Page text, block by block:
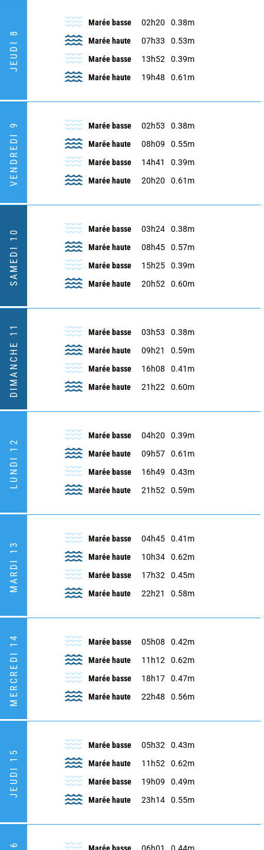
JEUDI 8
Marée basse 02h20
0.38m
Marée haute
07h33
0.53m
Marée basse
13h52
0.39m
Marée haute
19h48 0.61m
VENDREDI 9 Marée basse 02h53
0.38m
Marée haute
08h09
0.55m
Marée basse
14h41
0.39m
Marée haute
20h20 0.61m
SAMEDI 10 Marée basse 03h24
0.38m
Marée haute
08h45
0.57m
Marée basse
15h25
0.39m
Marée haute
20h52 0.60m
DIMANCHE 11 Marée basse 03h53
0.38m
Marée haute
09h21
0.59m
Marée basse
16h08
0.41m
Marée haute
21h22 0.60m
LUNDI 12
Marée basse 04h20
0.39m
Marée haute
09h57
0.61m
Marée basse
16h49
0.43m
Marée haute
21h52 0.59m
MARDI 13
Marée basse 04h45
0.41m
Marée haute
10h34
0.62m
Marée basse
17h32
0.45m
Marée haute
22h21 0.58m
MERCREDI 14 Marée basse 05h08
0.42m
Marée haute
11h12
0.62m
Marée basse
18h17
0.47m
Marée haute
22h48 0.56m
JEUDI 15
Marée basse 05h32
0.43m
Marée haute
11h52
0.62m
Marée basse
19h09
0.49m
Marée haute
23h14 0.55m